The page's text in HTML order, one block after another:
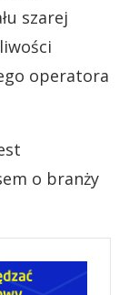
szarej
operatora
o branży